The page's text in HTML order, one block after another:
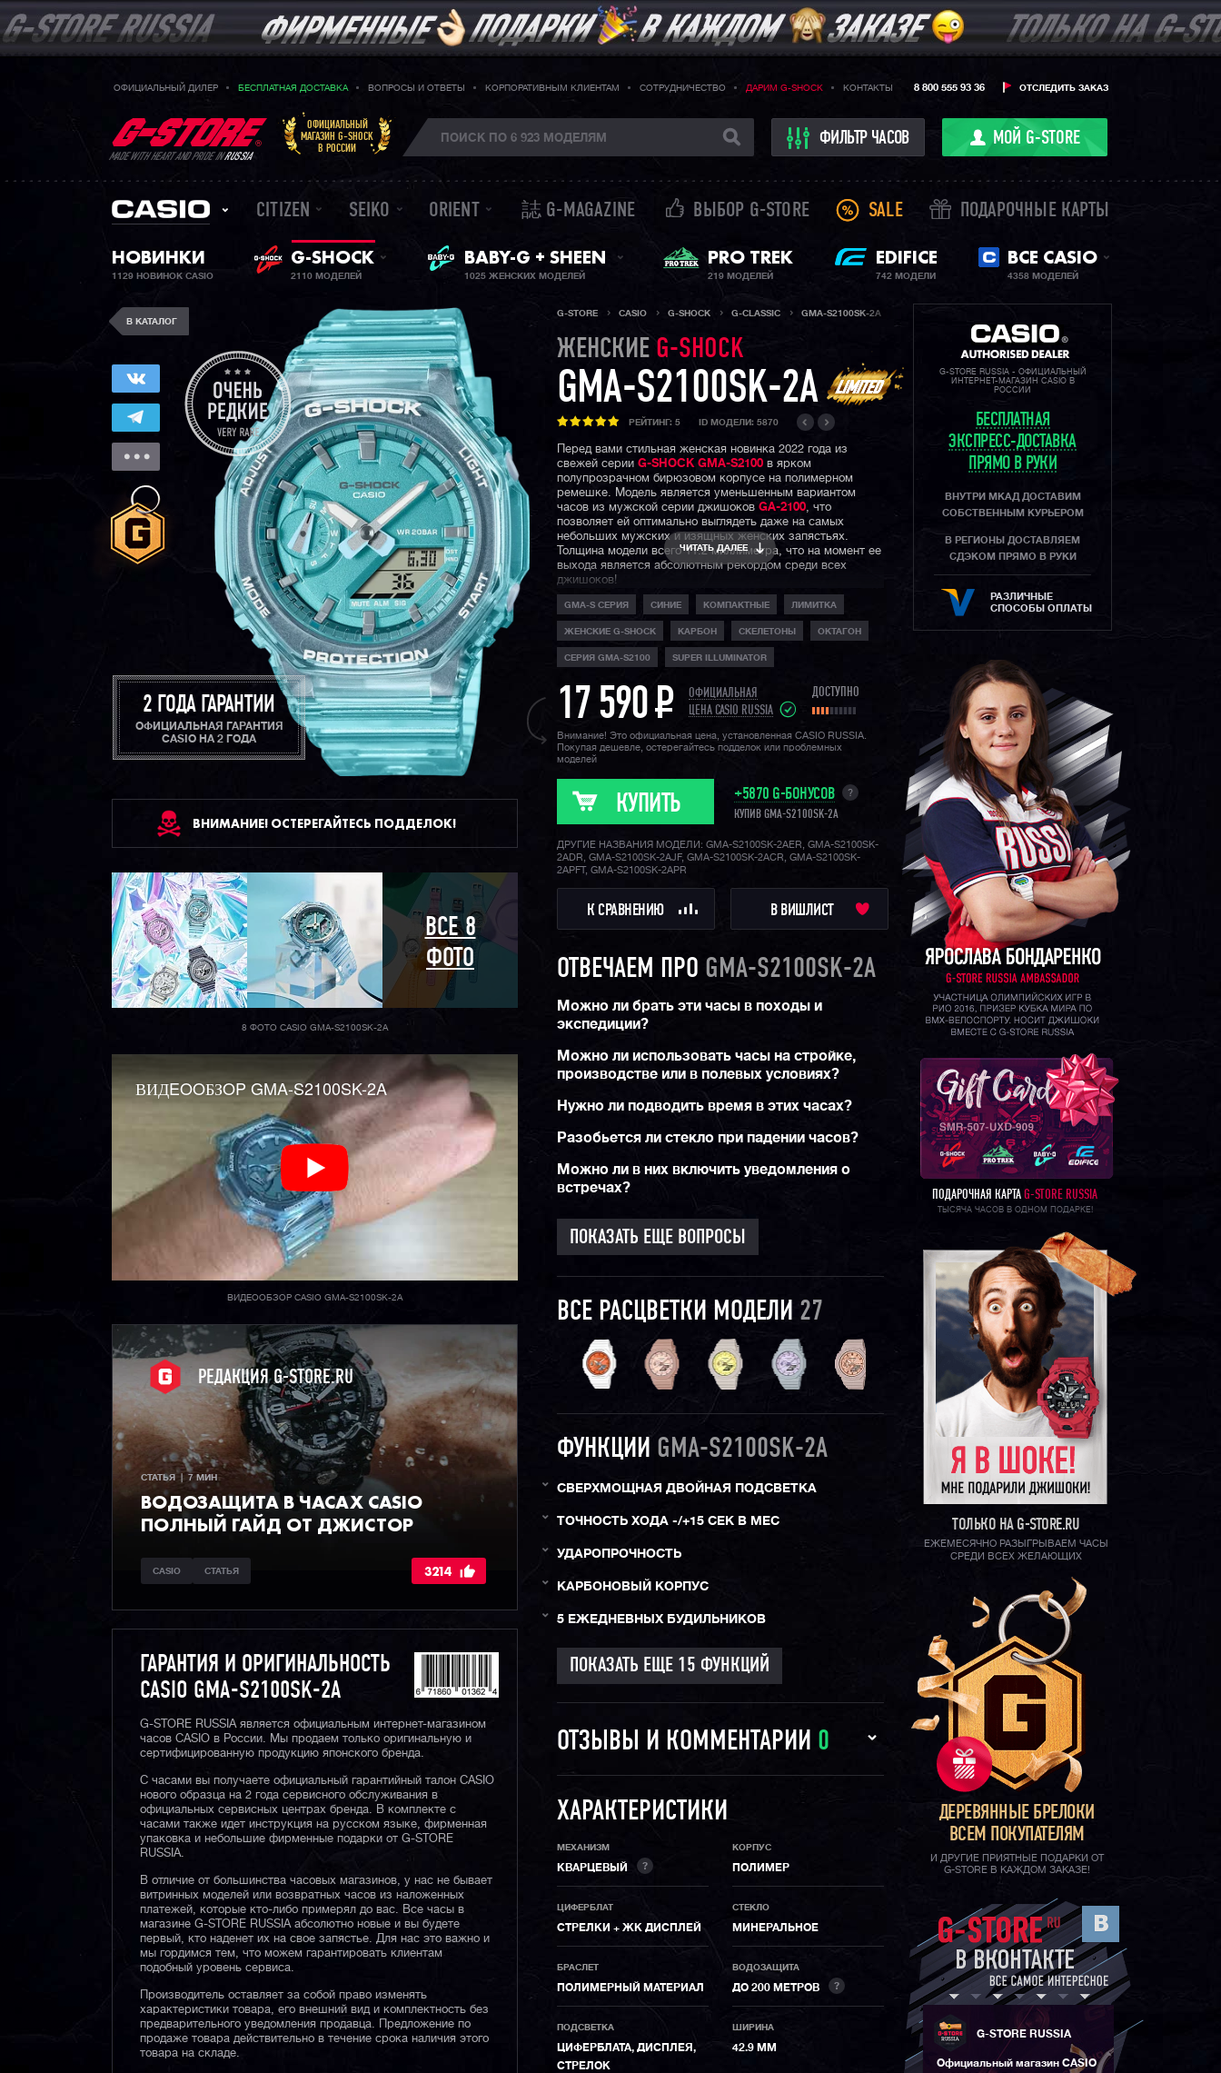
ОФИЦИАЛЬНЫЙ ДИЛЕР БЕСПЛАТНАЯ ДОСТАВКА ВОПРОСЫ И ОТВЕТЫ КОРПОРАТИВНЫМ КЛИЕНТАМ СОТРУДНИЧЕСТВО ДАРИМ G-SHOCK КОНТАКТЫ ОТСЛЕДИТЬ ЗАКАЗ
8 800 555 93 36
MADE WITH HEART AND PRIDE INRUSSIA
ОФИЦИАЛЬНЫЙ
МАГАЗИН G-SHOCK
В РОССИИ
ФИЛЬТР ЧАСОВ МОЙ G-STORE
CITIZEN SEIKO ORIENT 誌 G-MAGAZINE ВЫБОР G-STORE SALE ПОДАРОЧНЫЕ КАРТЫ
НОВИНКИ
1129 НОВИНОК CASIO
G-SHOCK
2110 МОДЕЛЕЙ
ЖЕНСКИЕ ЧАСЫ
BABY-G + SHEEN
1025 ЖЕНСКИХ МОДЕЛЕЙ
PRO TREK
219 МОДЕЛЕЙ
EDIFICE
742 МОДЕЛИ
ВСЕ CASIO
4358 МОДЕЛЕЙ
В КАТАЛОГ
2 ГОДА ГАРАНТИИ
ОФИЦИАЛЬНАЯ ГАРАНТИЯ
CASIO НА 2 ГОДА
ВНИМАНИЕ! ОСТЕРЕГАЙТЕСЬ ПОДДЕЛОК!
ВСЕ 8
ФОТО
8 ФОТО CASIO GMA-S2100SK-2A
ВИДEOOБЗOP GMA-S2100SK-2A
ВИДЕООБЗОР CASIO GMA-S2100SK-2A
РЕДАКЦИЯ G-STORE.RU
СТАТЬЯ  |  7 МИН
ВОДОЗАЩИТА В ЧАСАХ CASIO
ПОЛНЫЙ ГАЙД ОТ ДЖИСТОР
CASIO СТАТЬЯ 3214
ГАРАНТИЯ И ОРИГИНАЛЬНОСТЬ
CASIO GMA-S2100SK-2A
G-STORE RUSSIA является официальным интернет-магазином
часов CASIO в России. Мы продаем только оригинальную и
сертифицированную продукцию японского бренда.
С часами вы получаете официальный гарантийный талон CASIO
нового образца на 2 года сервисного обслуживания в
официальных сервисных центрах бренда. В комплекте с
часами также идет инструкция на русском языке, фирменная
упаковка и небольшие фирменные подарки от G-STORE
RUSSIA.
В отличие от большинства часовых магазинов, у нас не бывает
витринных моделей или возвратных часов из наложенных
платежей, которые кто-либо примерял до вас. Все часы в
магазине G-STORE RUSSIA абсолютно новые и вы будете
первый, кто наденет их на свое запястье. Для нас это важно и
мы гордимся тем, что можем гарантировать клиентам
подобный уровень сервиса.
Производитель оставляет за собой право изменять
характеристики товара, его внешний вид и комплектность без
предварительного уведомления продавца. Предложение по
продаже товара действительно в течение срока наличия этого
товара на складе.
G-STORE CASIO G-SHOCK G-CLASSIC GMA-S2100SK-2A
ЖЕНСКИЕ G-SHOCK
GMA-S2100SK-2A
РЕЙТИНГ: 5 ID МОДЕЛИ: 5870
Перед вами стильная женская новинка 2022 года из
свежей серии G-SHOCK GMA-S2100 в ярком
полупрозрачном бирюзовом корпусе на полимерном
ремешке. Модель является уменьшенным вариантом
часов из мужской серии джишоков GA-2100, что
позволяет ей оптимально выглядеть даже на самых
небольших мужских и изящных женских запястьях.
Толщина модели всего 11.2 миллиметра, что на момент ее
выхода является абсолютным рекордом среди всех
джишоков!
Часы обладают технологией Carbon Core Guard: их модуль
защищает легкий и сверх-прочный полиуретановый
корпус с углеродным армированием, а циферблат покрыт
закаленным минеральным стеклом. Конечно же, не стоит
забывать про стандартную для джишоков
секундомера, таймера, мирового времени, удобную
функцию складывания стрелок для считывания
подсветку циферблата и дисплея.
относится и данная модель — это серия унисексовых и
женских джишоков, имеющих меньший размер корпуса,
в отличие от остальных часов G-SHOCK, что позволяет им
оптимально выглядеть даже на женских запястьях.
ЧИТАТЬ ДАЛЕЕ
GMA-S СЕРИЯ СИНИЕ КОМПАКТНЫЕ ЛИМИТКА
ЖЕНСКИЕ G-SHOCK КАРБОН СКЕЛЕТОНЫ ОКТАГОН
СЕРИЯ GMA-S2100 SUPER ILLUMINATOR
17 590P
ОФИЦИАЛЬНАЯ
ЦЕНА CASIO RUSSIA
ДОСТУПНО
Внимание! Это официальная цена, установленная CASIO RUSSIA.
Покупая дешевле, остерегайтесь подделок или проблемных
моделей
КУПИТЬ +5870 G-БОНУСОВ
КУПИВ GMA-S2100SK-2A
?
ДРУГИЕ НАЗВАНИЯ МОДЕЛИ: GMA-S2100SK-2AER, GMA-S2100SK-
2ADR, GMA-S2100SK-2AJF, GMA-S2100SK-2ACR, GMA-S2100SK-
2APFT, GMA-S2100SK-2APR
К СРАВНЕНИЮ В ВИШЛИСТ
ОТВЕЧАЕМ ПРО GMA-S2100SK-2A
Можно ли брать эти часы в походы и
экспедиции?
Можно ли использовать часы на стройке,
производстве или в полевых условиях?
Нужно ли подводить время в этих часах?
Разобьется ли стекло при падении часов?
Можно ли в них включить уведомления о
встречах?
ПОКАЗАТЬ ЕЩЕ ВОПРОСЫ
ВСЕ РАСЦВЕТКИ МОДЕЛИ 27
ФУНКЦИИ GMA-S2100SK-2A
СВЕРХМОЩНАЯ ДВОЙНАЯ ПОДСВЕТКА
ТОЧНОСТЬ ХОДА -/+15 СЕК В МЕС
УДАРОПРОЧНОСТЬ
КАРБОНОВЫЙ КОРПУС
5 ЕЖЕДНЕВНЫХ БУДИЛЬНИКОВ
ОТЗЫВЫ И КОММЕНТАРИИ 0
ХАРАКТЕРИСТИКИ
МЕХАНИЗМ
КВАРЦЕВЫЙ ?
КОРПУС
ПОЛИМЕР
ЦИФЕРБЛАТ
СТРЕЛКИ + ЖК ДИСПЛЕЙ
СТЕКЛО
МИНЕРАЛЬНОЕ
БРАСЛЕТ
ПОЛИМЕРНЫЙ МАТЕРИАЛ
ВОДОЗАЩИТА
ДО 200 МЕТРОВ ?
ПОДСВЕТКА
ЦИФЕРБЛАТА, ДИСПЛЕЯ,
СТРЕЛОК
ШИРИНА
42.9 ММ
G-STORE RUSSIA - ОФИЦИАЛЬНЫЙ
ИНТЕРНЕТ-МАГАЗИН CASIO В
РОССИИ
БЕСПЛАТНАЯ
ЭКСПРЕСС-ДОСТАВКА
ПРЯМО В РУКИ
ВНУТРИ МКАД ДОСТАВИМ
СОБСТВЕННЫМ КУРЬЕРОМ
В РЕГИОНЫ ДОСТАВЛЯЕМ
СДЭКОМ ПРЯМО В РУКИ
РАЗЛИЧНЫЕ
СПОСОБЫ ОПЛАТЫ
ПОДАРОЧНАЯ КАРТА G-STORE RUSSIA
ТЫСЯЧА ЧАСОВ В ОДНОМ ПОДАРКЕ!
ТОЛЬКО НА G-STORE.RU
ЕЖЕМЕСЯЧНО РАЗЫГРЫВАЕМ ЧАСЫ
СРЕДИ ВСЕХ ЖЕЛАЮЩИХ
ДЕРЕВЯННЫЕ БРЕЛОКИ
ВСЕМ ПОКУПАТЕЛЯМ
И ДРУГИЕ ПРИЯТНЫЕ ПОДАРКИ ОТ
G-STORE В КАЖДОМ ЗАКАЗЕ!
G-STORE RUSSIA
Официальный магазин CASIO